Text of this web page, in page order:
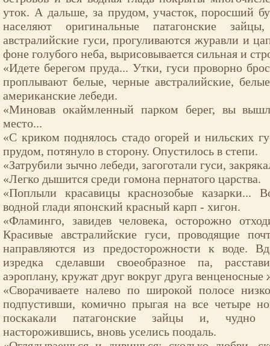
уток. А дальше, за прудом, участок, поросший
населяют оригинальные патагонские
австралийские гуси, прогуливаются журавли и
фоне голубого неба, вырисовывается сильная и
«Идете берегом пруда... Утки, гуси проворно
проплывают белые, черные австралийские,
американские лебеди.
«Миновав окаймленный парком берег, вы
место...
«С криком поднялось стадо огорей и нильских
прудом, потянуло в сторону. Опустилось в степи.
«Затрубили зычно лебеди, загоготали гуси,
«Легко дышится среди гомона пернатого царства.
«Поплыли красавицы краснозобые казарки...
водной глади японский красный карп - хигон.
«Фламинго, завидев человека, осторожно
Красивые австралийские гуси, проводящие
направляются из предосторожности к воде.
изредка сделавши своеобразное па,
аэроплану, кружат друг вокруг друга венценосные
«Сворачиваете налево по широкой полосе
подпустивши, комично прыгая на все четыре
поскакали патагонские зайцы и,
насторожившись, вновь уселись поодаль.